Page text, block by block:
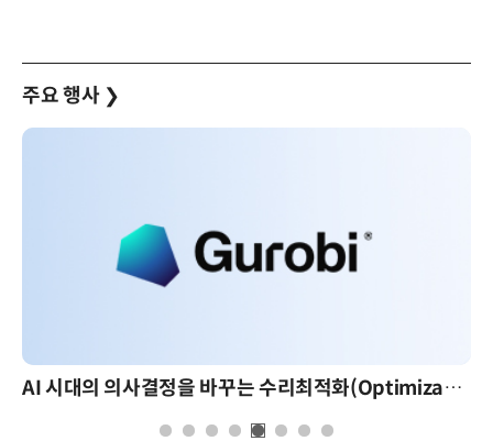
주요 행사 ❯
AI 시대의 의사결정을 바꾸는 수리최적화(Optimization): 실제 산업 적용 사례와 활용 전략